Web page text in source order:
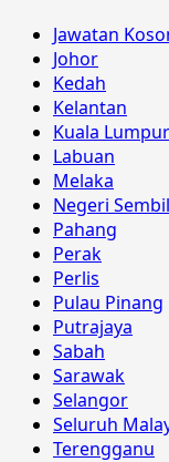
Jawatan
Johor
Kedah
Kelantan
Kuala Lumpur
Labuan
Melaka
Negeri
Pahang
Perak
Perlis
Pulau Pinang
Putrajaya
Sabah
Sarawak
Selangor
Seluruh
Terengganu